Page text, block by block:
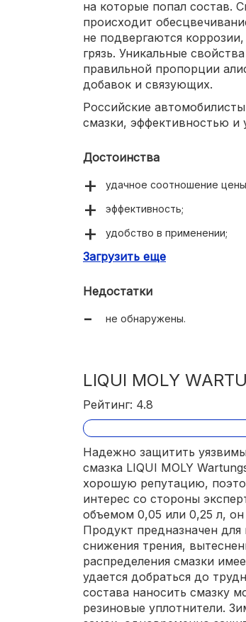
на которые попал состав.
происходит
не подвергаются
грязь. Уникальные
правильной пропорции
добавок и связующих.
Российские
смазки, эффективностью и
Достоинства
удачное соотношение цены
эффективность;
удобство в применении;
широкий температурный
Загрузить еще
Недостатки
не обнаружены.
LIQUI MOLY
Рейтинг: 4.8
Надежно защитить
смазка LIQUI MOLY
хорошую репутацию,
интерес со стороны
объемом 0,05 или 0,25 л, он
Продукт предназначен
снижения трения,
распределения смазки
удается добраться до
состава наносить смазку
резиновые уплотнители.